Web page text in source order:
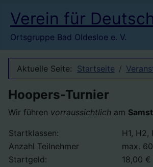
Verein für
Ortsgruppe Bad Oldesloe e. V.
Aktuelle Seite: Startseite
Hoopers-Turnier
Wir führen vorraussichtlich am
Startklassen:
H1, H2,
Anzahl Teilnehmer
max.
Startgeld:
18,00